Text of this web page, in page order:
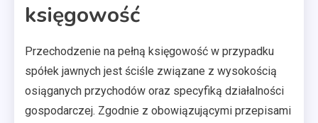
księgowość
Przechodzenie na pełną księgowość w przypadku
spółek jawnych jest ściśle związane z wysokością
osiąganych przychodów oraz specyfiką działalności
gospodarczej. Zgodnie z obowiązującymi przepisami